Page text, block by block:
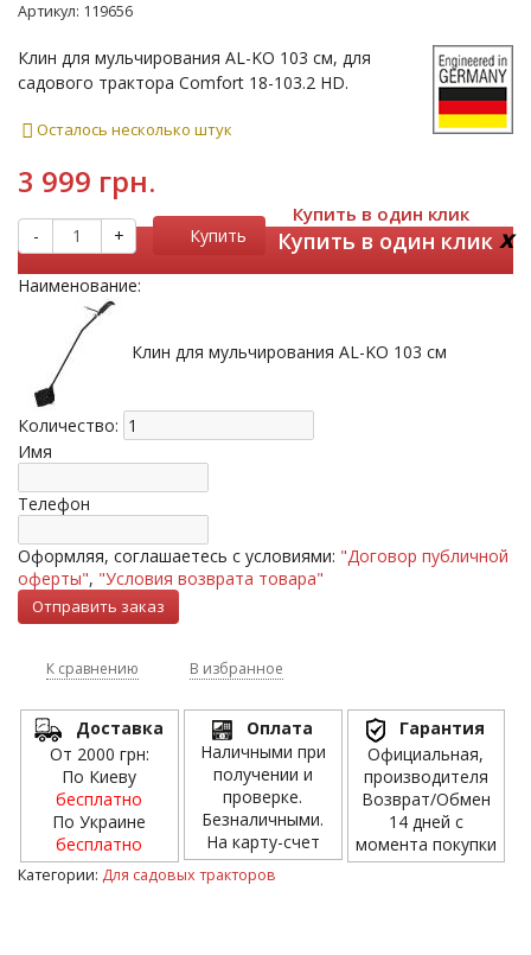
Артикул: 119656
Клин для мульчирования AL-KO 103 см, для
садового трактора Comfort 18-103.2 HD.
Осталось несколько штук
3 999 грн.
- + Купить
Купить в один клик
Купить в один клик x
Наименование:
Клин для мульчирования AL-KO 103 см
Количество:
Имя
Телефон
Оформляя, соглашаетесь с условиями: "Договор публичной
оферты", "Условия возврата товара"
К сравнению В избранное
Доставка
От 2000 грн:
По Киеву
бесплатно
По Украине
бесплатно
Оплата
Наличными при
получении и
проверке.
Безналичными.
На карту-счет
Гарантия
Официальная,
производителя
Возврат/Обмен
14 дней с
момента покупки
Категории: Для садовых тракторов